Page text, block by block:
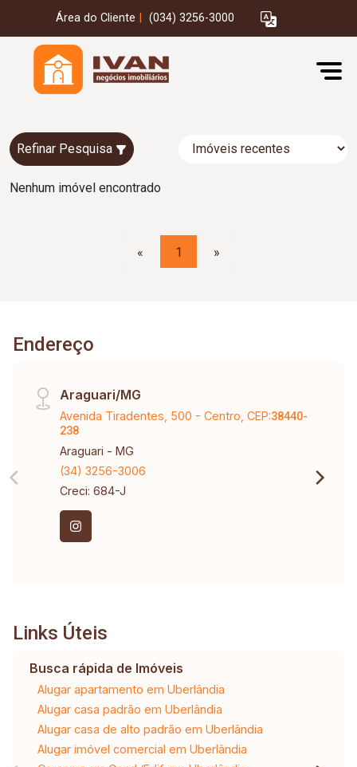
Área do Cliente (034) 3256-3000
Refinar Pesquisa
Nenhum imóvel encontrado
« 1 »
Endereço
Araguari/MG
Avenida Tiradentes, 500 - Centro, CEP:38440-
238
Araguari - MG
(34) 3256-3006
Creci: 684-J
Links Úteis
Busca rápida de Imóveis
Alugar apartamento em Uberlândia
Alugar casa padrão em Uberlândia
Alugar casa de alto padrão em Uberlândia
Alugar imóvel comercial em Uberlândia